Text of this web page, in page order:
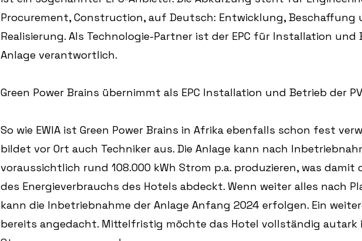
Procurement, Construction, auf Deutsch: Entwicklung, Beschaffung
Realisierung. Als Technologie-Partner ist der EPC für Installation und
Anlage verantwortlich.
Green Power Brains übernimmt als EPC Installation und Betrieb der
So wie EWIA ist Green Power Brains in Afrika ebenfalls schon fest
bildet vor Ort auch Techniker aus. Die Anlage kann nach
voraussichtlich rund 108.000 kWh Strom p.a. produzieren, was damit
des Energieverbrauchs des Hotels abdeckt. Wenn weiter alles nach
kann die Inbetriebnahme der Anlage Anfang 2024 erfolgen. Ein
bereits angedacht. Mittelfristig möchte das Hotel vollständig autark